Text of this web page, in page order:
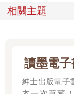
相關主題
讀墨電
紳士出版電子